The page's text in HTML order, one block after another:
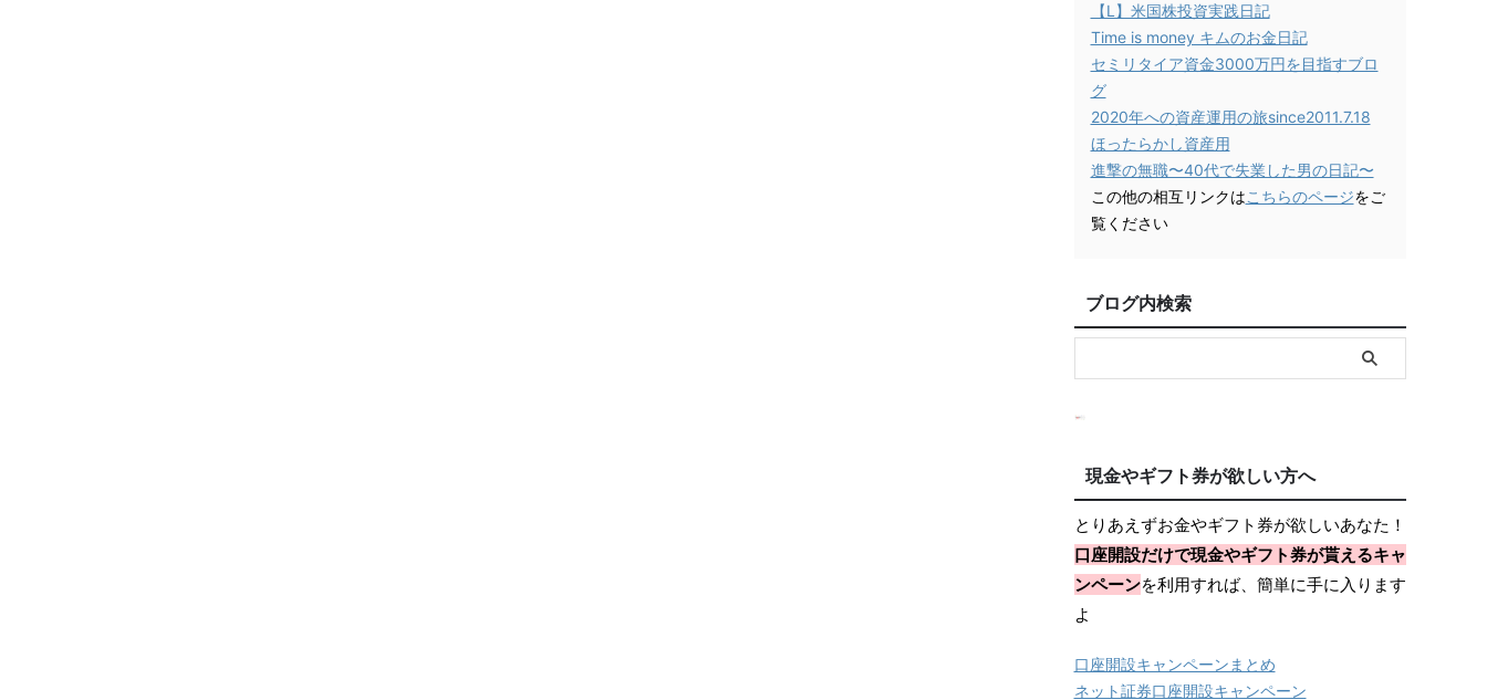
【L】米国株投資実践日記
Time is money キムのお金日記
セミリタイア資金3000万円を目指すブロ
グ
2020年への資産運用の旅since2011.7.18
ほったらかし資産用
進撃の無職〜40代で失業した男の日記〜
この他の相互リンクはこちらのページをご
覧ください
ブログ内検索
現金やギフト券が欲しい方へ
とりあえずお金やギフト券が欲しいあなた！
口座開設だけで現金やギフト券が貰えるキャ
ンペーンを利用すれば、簡単に手に入ります
よ
口座開設キャンペーンまとめ
ネット証券口座開設キャンペーン